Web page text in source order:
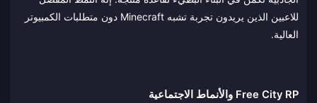
للاعبين الذين يريدون تجربة تشبه Minecraft دون متطلبات الكمبيوتر
العالية.
Free City RP والأنماط الاجتماعية